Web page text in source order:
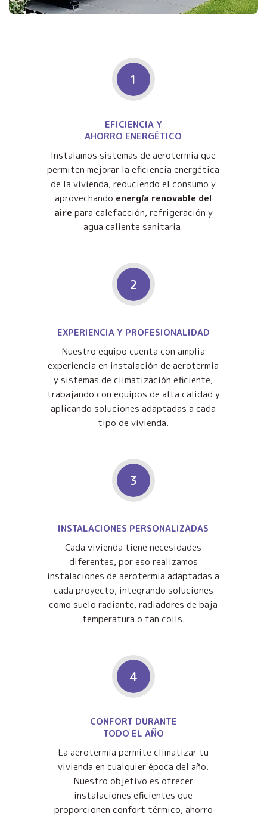
1
EFICIENCIA Y
AHORRO ENERGÉTICO
Instalamos sistemas de aerotermia que
permiten mejorar la eficiencia energética
de la vivienda, reduciendo el consumo y
aprovechando energía renovable del
aire para calefacción, refrigeración y
agua caliente sanitaria.
2
EXPERIENCIA Y PROFESIONALIDAD
Nuestro equipo cuenta con amplia
experiencia en instalación de aerotermia
y sistemas de climatización eficiente,
trabajando con equipos de alta calidad y
aplicando soluciones adaptadas a cada
tipo de vivienda.
3
INSTALACIONES PERSONALIZADAS
Cada vivienda tiene necesidades
diferentes, por eso realizamos
instalaciones de aerotermia adaptadas a
cada proyecto, integrando soluciones
como suelo radiante, radiadores de baja
temperatura o fan coils.
4
CONFORT DURANTE
TODO EL AÑO
La aerotermia permite climatizar tu
vivienda en cualquier época del año.
Nuestro objetivo es ofrecer
instalaciones eficientes que
proporcionen confort térmico, ahorro